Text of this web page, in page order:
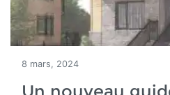
8 mars, 2024